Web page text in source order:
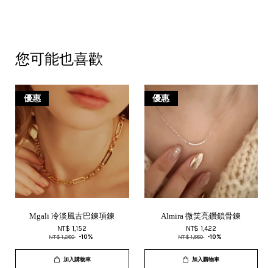
您可能也喜歡
優惠
Mgali 冷淡風古巴鍊項鍊
NT$ 1,152
NT$ 1,280 -10%
加入購物車
優惠
Almira 微笑亮鑽鎖骨鍊
NT$ 1,422
NT$ 1,580 -10%
加入購物車